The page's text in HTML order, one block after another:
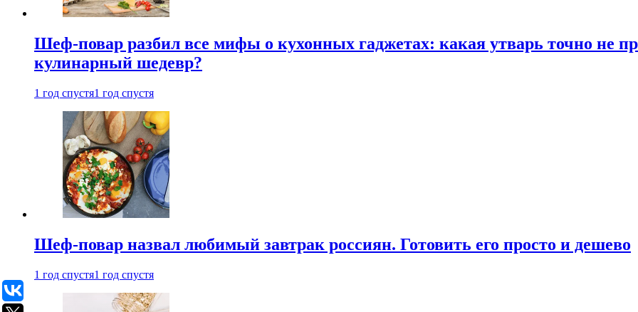
Шеф-повар разбил все мифы о кухонных гаджетах: какая утварь точно не
кулинарный шедевр?
1 год спустя1 год спустя
Шеф-повар назвал любимый завтрак россиян. Готовить его просто и дешево
1 год спустя1 год спустя